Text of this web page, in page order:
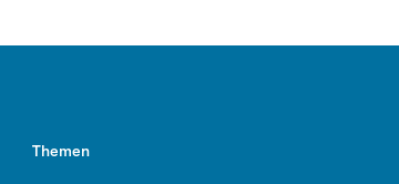
Themen